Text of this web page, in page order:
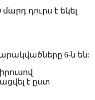
դուրս է եկել
6-ն են:
է ըստ